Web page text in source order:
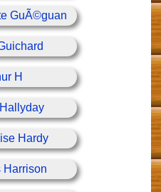
GuÃ©guan
H
Hardy
Harrison